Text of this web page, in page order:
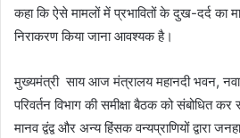
कहा कि ऐसे मामलों में प्रभावितों के दुख-दर्द का
निराकरण किया जाना आवश्यक है।
मुख्यमंत्री साय आज मंत्रालय महानदी भवन,
परिवर्तन विभाग की समीक्षा बैठक को संबोधित
मानव द्वंद्व और अन्य हिंसक वन्यप्राणियों द्वारा